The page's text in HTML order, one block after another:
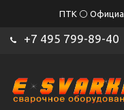
ПТК ⚪
+7 495 799-89-40